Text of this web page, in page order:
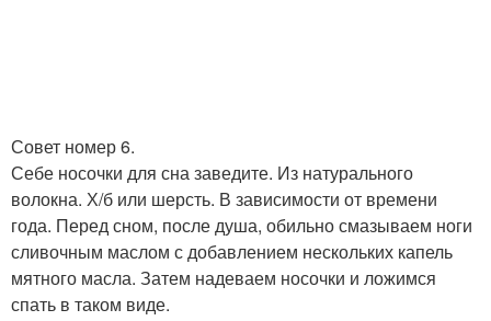
Совет номер 6.
Себе носочки для сна заведите. Из натурального
волокна. Х/б или шерсть. В зависимости от времени
года. Перед сном, после душа, обильно смазываем ноги
сливочным маслом с добавлением нескольких капель
мятного масла. Затем надеваем носочки и ложимся
спать в таком виде.